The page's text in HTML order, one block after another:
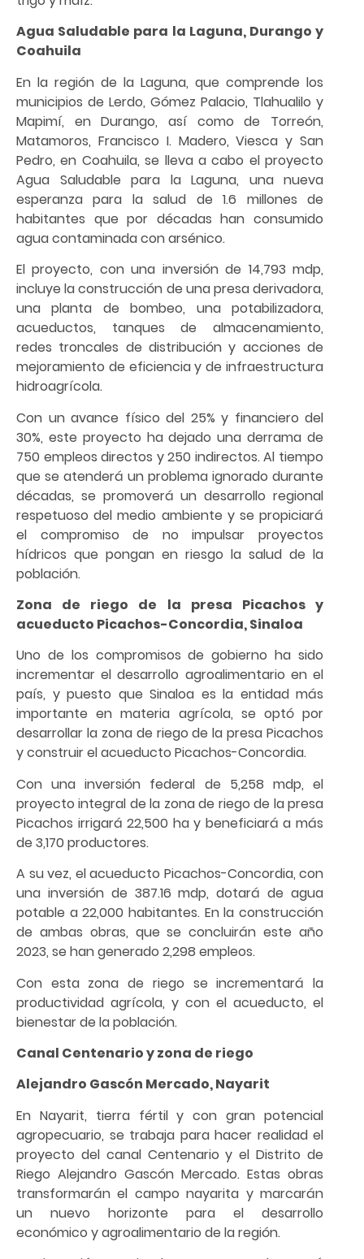
Agua Saludable para la Laguna, Durango y
Coahuila
En la región de la Laguna, que comprende los
municipios de Lerdo, Gómez Palacio, Tlahualilo y
Mapimí, en Durango, así como de Torreón,
Matamoros, Francisco I. Madero, Viesca y San
Pedro, en Coahuila, se lleva a cabo el proyecto
Agua Saludable para la Laguna, una nueva
esperanza para la salud de 1.6 millones de
habitantes que por décadas han consumido
agua contaminada con arsénico.
El proyecto, con una inversión de 14,793 mdp,
incluye la construcción de una presa derivadora,
una planta de bombeo, una potabilizadora,
acueductos, tanques de almacenamiento,
redes troncales de distribución y acciones de
mejoramiento de eficiencia y de infraestructura
hidroagrícola.
Con un avance físico del 25% y financiero del
30%, este proyecto ha dejado una derrama de
750 empleos directos y 250 indirectos. Al tiempo
que se atenderá un problema ignorado durante
décadas, se promoverá un desarrollo regional
respetuoso del medio ambiente y se propiciará
el compromiso de no impulsar proyectos
hídricos que pongan en riesgo la salud de la
población.
Zona de riego de la presa Picachos y
acueducto Picachos-Concordia, Sinaloa
Uno de los compromisos de gobierno ha sido
incrementar el desarrollo agroalimentario en el
país, y puesto que Sinaloa es la entidad más
importante en materia agrícola, se optó por
desarrollar la zona de riego de la presa Picachos
y construir el acueducto Picachos-Concordia.
Con una inversión federal de 5,258 mdp, el
proyecto integral de la zona de riego de la presa
Picachos irrigará 22,500 ha y beneficiará a más
de 3,170 productores.
A su vez, el acueducto Picachos-Concordia, con
una inversión de 387.16 mdp, dotará de agua
potable a 22,000 habitantes. En la construcción
de ambas obras, que se concluirán este año
2023, se han generado 2,298 empleos.
Con esta zona de riego se incrementará la
productividad agrícola, y con el acueducto, el
bienestar de la población.
Canal Centenario y zona de riego
Alejandro Gascón Mercado, Nayarit
En Nayarit, tierra fértil y con gran potencial
agropecuario, se trabaja para hacer realidad el
proyecto del canal Centenario y el Distrito de
Riego Alejandro Gascón Mercado. Estas obras
transformarán el campo nayarita y marcarán
un nuevo horizonte para el desarrollo
económico y agroalimentario de la región.